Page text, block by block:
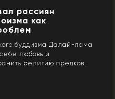
россиян
как
буддизма Далай-лама
любовь и
религию предков,